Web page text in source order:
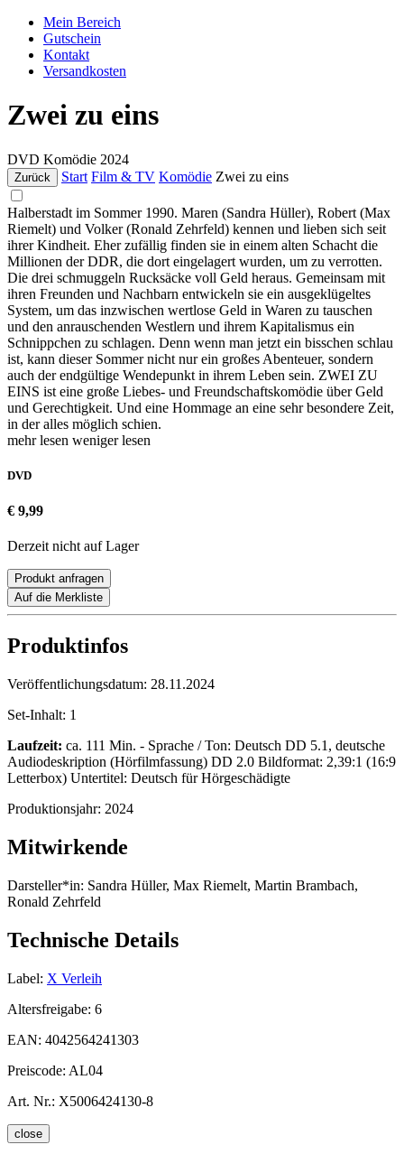
Mein Bereich
Gutschein
Kontakt
Versandkosten
Zwei zu eins
DVD Komödie 2024
Zurück Start Film & TV Komödie Zwei zu eins
Halberstadt im Sommer 1990. Maren (Sandra Hüller), Robert (Max
Riemelt) und Volker (Ronald Zehrfeld) kennen und lieben sich seit
ihrer Kindheit. Eher zufällig finden sie in einem alten Schacht die
Millionen der DDR, die dort eingelagert wurden, um zu verrotten.
Die drei schmuggeln Rucksäcke voll Geld heraus. Gemeinsam mit
ihren Freunden und Nachbarn entwickeln sie ein ausgeklügeltes
System, um das inzwischen wertlose Geld in Waren zu tauschen
und den anrauschenden Westlern und ihrem Kapitalismus ein
Schnippchen zu schlagen. Denn wenn man jetzt ein bisschen schlau
ist, kann dieser Sommer nicht nur ein großes Abenteuer, sondern
auch der endgültige Wendepunkt in ihrem Leben sein. ZWEI ZU
EINS ist eine große Liebes- und Freundschaftskomödie über Geld
und Gerechtigkeit. Und eine Hommage an eine sehr besondere Zeit,
in der alles möglich schien.
mehr lesen weniger lesen
DVD
€ 9,99
Derzeit nicht auf Lager
Produkt anfragen
Auf die Merkliste
Produktinfos
Veröffentlichungsdatum: 28.11.2024
Set-Inhalt: 1
Laufzeit: ca. 111 Min. - Sprache / Ton: Deutsch DD 5.1, deutsche
Audiodeskription (Hörfilmfassung) DD 2.0 Bildformat: 2,39:1 (16:9
Letterbox) Untertitel: Deutsch für Hörgeschädigte
Produktionsjahr: 2024
Mitwirkende
Darsteller*in: Sandra Hüller, Max Riemelt, Martin Brambach,
Ronald Zehrfeld
Technische Details
Label: X Verleih
Altersfreigabe: 6
EAN: 4042564241303
Preiscode: AL04
Art. Nr.: X5006424130-8
close